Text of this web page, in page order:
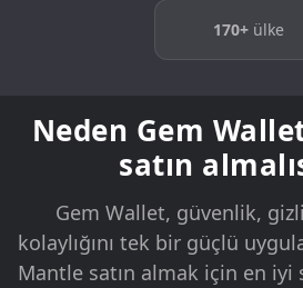
170+ ülke
Neden Gem
satın
Gem Wallet, güvenlik,
kolaylığını tek bir güçlü
Mantle satın almak için en iyi